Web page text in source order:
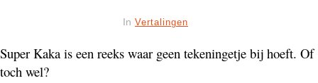
In Vertalingen
Super Kaka is een reeks waar geen tekeningetje bij hoeft. Of
toch wel?